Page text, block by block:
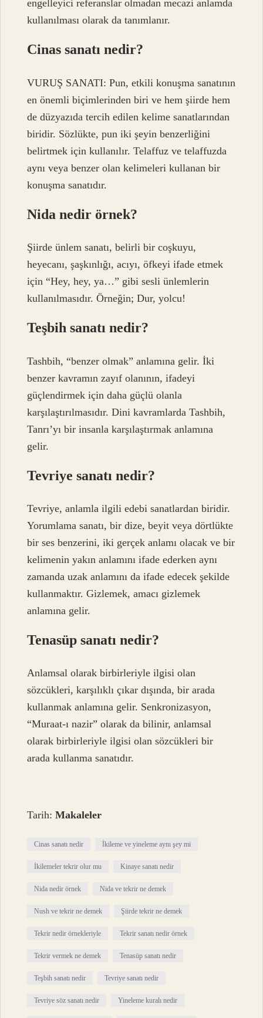
engelleyici referanslar olmadan mecazi anlamda
kullanılması olarak da tanımlanır.
Cinas sanatı nedir?
VURUŞ SANATI: Pun, etkili konuşma sanatının
en önemli biçimlerinden biri ve hem şiirde hem
de düzyazıda tercih edilen kelime sanatlarından
biridir. Sözlükte, pun iki şeyin benzerliğini
belirtmek için kullanılır. Telaffuz ve telaffuzda
aynı veya benzer olan kelimeleri kullanan bir
konuşma sanatıdır.
Nida nedir örnek?
Şiirde ünlem sanatı, belirli bir coşkuyu,
heyecanı, şaşkınlığı, acıyı, öfkeyi ifade etmek
için “Hey, hey, ya…” gibi sesli ünlemlerin
kullanılmasıdır. Örneğin; Dur, yolcu!
Teşbih sanatı nedir?
Tashbih, “benzer olmak” anlamına gelir. İki
benzer kavramın zayıf olanının, ifadeyi
güçlendirmek için daha güçlü olanla
karşılaştırılmasıdır. Dini kavramlarda Tashbih,
Tanrı’yı ​​bir insanla karşılaştırmak anlamına
gelir.
Tevriye sanatı nedir?
Tevriye, anlamla ilgili edebi sanatlardan biridir.
Yorumlama sanatı, bir dize, beyit veya dörtlükte
bir ses benzerini, iki gerçek anlamı olacak ve bir
kelimenin yakın anlamını ifade ederken aynı
zamanda uzak anlamını da ifade edecek şekilde
kullanmaktır. Gizlemek, amacı gizlemek
anlamına gelir.
Tenasüp sanatı nedir?
Anlamsal olarak birbirleriyle ilgisi olan
sözcükleri, karşılıklı çıkar dışında, bir arada
kullanmak anlamına gelir. Senkronizasyon,
“Muraat-ı nazir” olarak da bilinir, anlamsal
olarak birbirleriyle ilgisi olan sözcükleri bir
arada kullanma sanatıdır.
Tarih:Makaleler
Cinas sanatı nedir İkileme ve yineleme aynı şey mi
İkilemeler tekrir olur mu Kinaye sanatı nedir
Nida nedir örnek Nida ve tekrir ne demek
Nush ve tekrir ne demek Şiirde tekrir ne demek
Tekrir nedir örnekleriyle Tekrir sanatı nedir örnek
Tekrir vermek ne demek Tenasüp sanatı nedir
Teşbih sanatı nedir Tevriye sanatı nedir
Tevriye söz sanatı nedir Yineleme kuralı nedir